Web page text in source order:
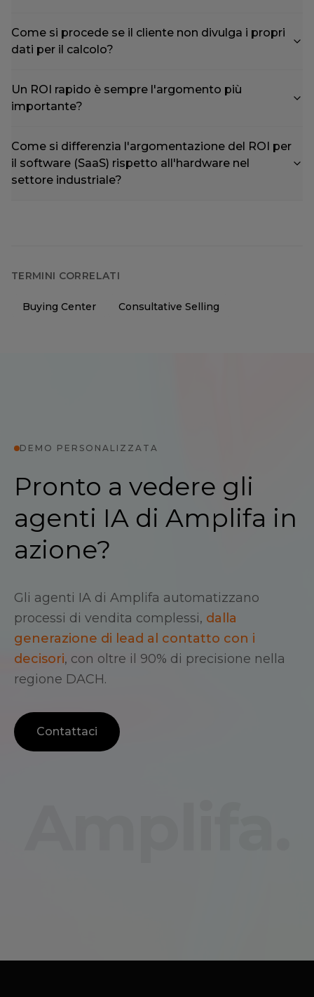
Come si procede se il cliente non divulga i propri
dati per il calcolo?
Un ROI rapido è sempre l'argomento più
importante?
Come si differenzia l'argomentazione del ROI per
il software (SaaS) rispetto all'hardware nel
settore industriale?
TERMINI CORRELATI
Buying Center Consultative Selling
DEMO PERSONALIZZATA
Pronto a vedere gli
agenti IA di Amplifa in
azione?
Gli agenti IA di Amplifa automatizzano
processi di vendita complessi, dalla
generazione di lead al contatto con i
decisori, con oltre il 90% di precisione nella
regione DACH.
Contattaci